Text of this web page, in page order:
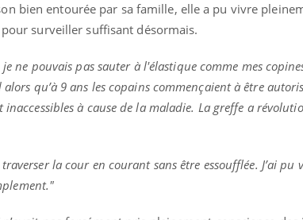
bien entourée par sa famille, elle a pu vivre
surveiller suffisant désormais.
ne pouvais pas sauter à l'élastique comme mes
qu’à 9 ans les copains commençaient à être
à cause de la maladie. La greffe a
la cour en courant sans être essoufflée. J’ai pu